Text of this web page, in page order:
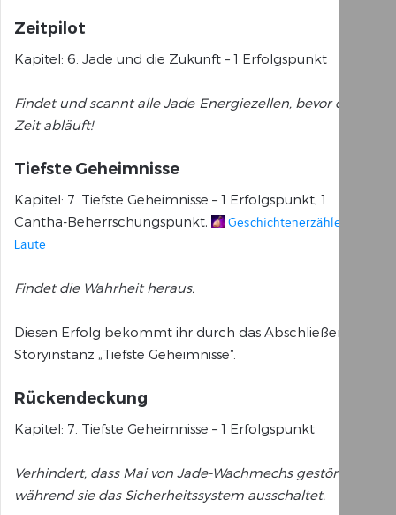
Zeitpilot
Kapitel: 6. Jade und die Zukunft – 1 Erfolgspunkt
Findet und scannt alle Jade-Energiezellen, bevor die
Zeit abläuft!
Tiefste Geheimnisse
Kapitel: 7. Tiefste Geheimnisse – 1 Erfolgspunkt, 1
Cantha-Beherrschungspunkt,
Geschichtenerzähler-
Laute
Findet die Wahrheit heraus.
Diesen Erfolg bekommt ihr durch das Abschließen der
Storyinstanz „Tiefste Geheimnisse“.
Rückendeckung
Kapitel: 7. Tiefste Geheimnisse – 1 Erfolgspunkt
Verhindert, dass Mai von Jade-Wachmechs gestört wird,
während sie das Sicherheitssystem ausschaltet.